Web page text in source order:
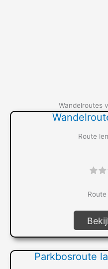
Wandelroutes
Route
Parkbosroute